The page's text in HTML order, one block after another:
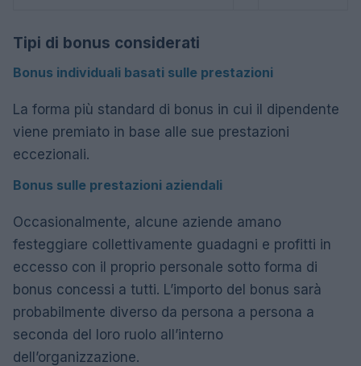
Tipi di bonus considerati
Bonus individuali basati sulle prestazioni
La forma più standard di bonus in cui il dipendente
viene premiato in base alle sue prestazioni
eccezionali.
Bonus sulle prestazioni aziendali
Occasionalmente, alcune aziende amano
festeggiare collettivamente guadagni e profitti in
eccesso con il proprio personale sotto forma di
bonus concessi a tutti. L’importo del bonus sarà
probabilmente diverso da persona a persona a
seconda del loro ruolo all’interno
dell’organizzazione.